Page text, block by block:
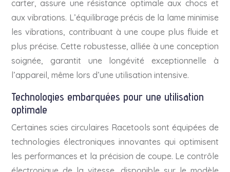
carter, assure une résistance optimale aux chocs et
aux vibrations. L’équilibrage précis de la lame minimise
les vibrations, contribuant à une coupe plus fluide et
plus précise. Cette robustesse, alliée à une conception
soignée, garantit une longévité exceptionnelle à
l’appareil, même lors d’une utilisation intensive.
Technologies embarquées pour une utilisation
optimale
Certaines scies circulaires Racetools sont équipées de
technologies électroniques innovantes qui optimisent
les performances et la précision de coupe. Le contrôle